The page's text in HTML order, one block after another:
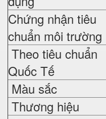
Chứng nhận tiêu
chuẩn môi trường
Theo tiêu chuẩn
Quốc Tế
Màu sắc
Thương hiệu